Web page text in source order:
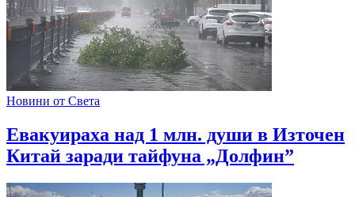
Новини от Света
Евакуираха над 1 млн. души в Източен
Китай заради тайфуна „Долфин”